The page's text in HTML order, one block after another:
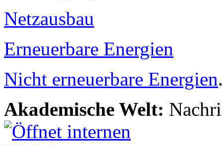
Netzausbau
Erneuerbare Energien
Nicht erneuerbare Energien
Akademische Welt: